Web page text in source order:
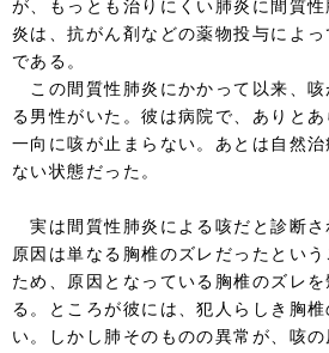
が、もっとも治りにくい肺炎に間質
炎は、抗がん剤などの薬物投与によ
である。
この間質性肺炎にかかって以来、咳
る男性がいた。彼は病院で、ありと
一向に咳が止まらない。あとは自然
ない状態だった。
実は間質性肺炎による咳だと診断さ
原因は単なる胸椎のズレだったとい
ため、原因となっている胸椎のズレ
る。ところが彼には、犯人らしき胸
い。しかし肺そのものの異常が、咳